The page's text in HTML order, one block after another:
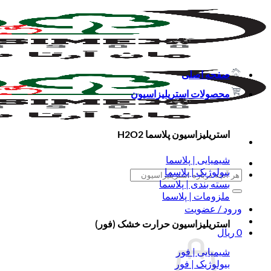
to
content
جستجو
برای:
ورود / عضویت
0 ریال
صفحه اصلی
محصولات استریلیزاسیون
استریلیزاسیون پلاسما H2O2
شیمیایی | پلاسما
بیولوژیک | پلاسما
بسته بندی | پلاسما
ملزومات | پلاسما
استریلیزاسیون حرارت خشک (فور)
شیمیایی | فور
بیولوژیک | فور